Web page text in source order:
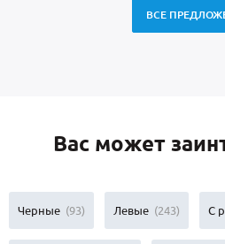
ВСЕ
Вас может
Черные (93) Левые (243) С